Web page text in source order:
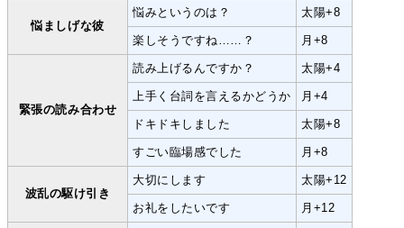
悩ましげな彼
悩みというのは？ 太陽+8
楽しそうですね……？ 月+8
緊張の読み合わせ
読み上げるんですか？ 太陽+4
上手く台詞を言えるかどうか 月+4
ドキドキしました 太陽+8
すごい臨場感でした 月+8
波乱の駆け引き
大切にします 太陽+12
お礼をしたいです 月+12